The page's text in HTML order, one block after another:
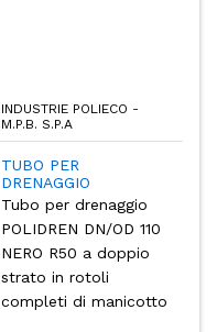
INDUSTRIE POLIECO -
M.P.B. S.P.A
TUBO PER
DRENAGGIO
Tubo per drenaggio
POLIDREN DN/OD 110
NERO R50 a doppio
strato in rotoli
completi di manicotto